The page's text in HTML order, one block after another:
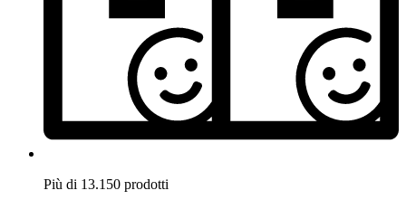
Più di 13.150 prodotti